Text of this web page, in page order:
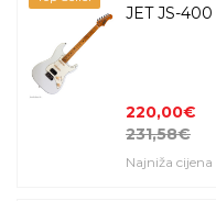
JET JS-
220,00€
231,58€
Najniža